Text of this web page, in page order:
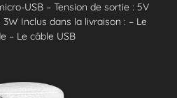
USB – Tension de sortie : 5V
3W Inclus dans la livraison : – Le
– Le câble USB